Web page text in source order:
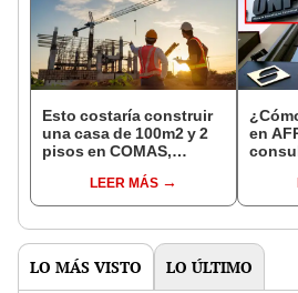
Esto costaría construir
una casa de 100m2 y 2
pisos en COMAS,
distritos de LIMA
NORTE
LEER MÁS
en
LO MÁS VISTO LO ÚLTIMO